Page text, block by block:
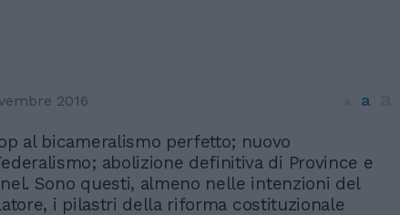
2016 a
al bicameralismo perfetto; nuovo
abolizione definitiva di Province e
Sono questi, almeno nelle intenzioni del
i pilastri della riforma costituzionale